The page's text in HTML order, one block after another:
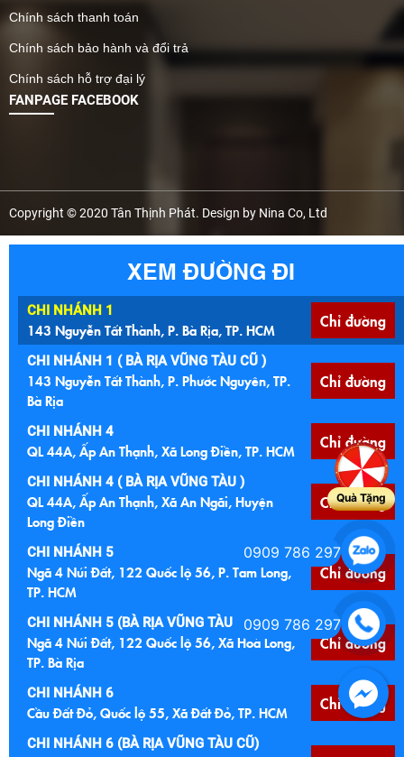
Chính sách thanh toán
Chính sách bảo hành và đổi trả
Chính sách hỗ trợ đại lý
FANPAGE FACEBOOK
Copyright © 2020 Tân Thịnh Phát. Design by Nina Co, Ltd
XEM ĐƯỜNG ĐI
CHI NHÁNH 1
143 Nguyễn Tất Thành, P. Bà Rịa, TP. HCM Chỉ đường
CHI NHÁNH 1 ( BÀ RỊA VŨNG TÀU CŨ )
143 Nguyễn Tất Thành, P. Phước Nguyên, TP.
Bà Rịa
Chỉ đường
CHI NHÁNH 4
QL 44A, Ấp An Thạnh, Xã Long Điền, TP. HCM Chỉ đường
CHI NHÁNH 4 ( BÀ RỊA VŨNG TÀU )
QL 44A, Ấp An Thạnh, Xã An Ngãi, Huyện
Long Điền
Chỉ đường
CHI NHÁNH 5
Ngã 4 Núi Đất, 122 Quốc lộ 56, P. Tam Long,
TP. HCM
Chỉ đường
CHI NHÁNH 5 (BÀ RỊA VŨNG TÀU CŨ )
Ngã 4 Núi Đất, 122 Quốc lộ 56, Xã Hoà Long,
TP. Bà Rịa
Chỉ đường
CHI NHÁNH 6
Cầu Đất Đỏ, Quốc lộ 55, Xã Đất Đỏ, TP. HCM Chỉ đường
CHI NHÁNH 6 (BÀ RỊA VŨNG TÀU CŨ)
Quà Tặng
0909 786 297
0909 786 297